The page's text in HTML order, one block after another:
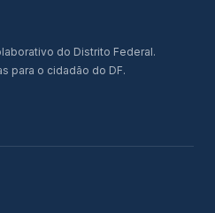
do Distrito Federal.
para o cidadão do DF.